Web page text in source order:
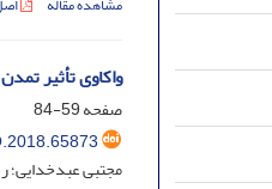
مشاهده مقاله
واکاوی تأثیر
صفحه59-84
مجتبی عبدخدایی؛